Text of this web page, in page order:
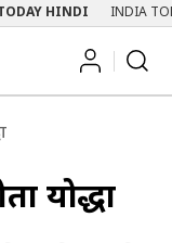
HINDI INDIA
योद्धा